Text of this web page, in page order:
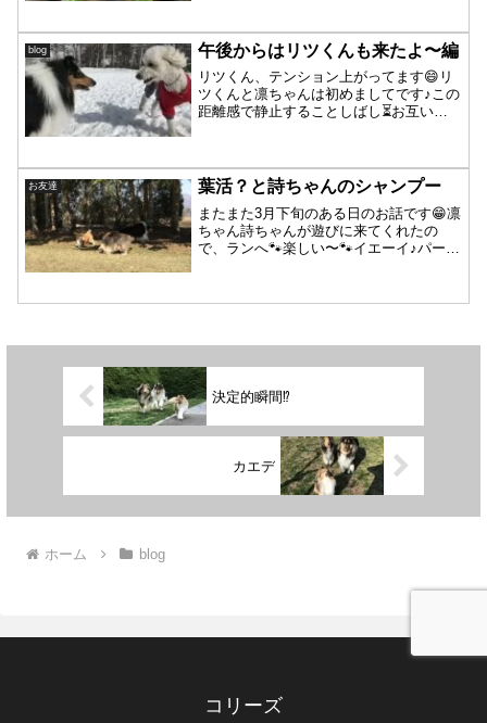
いるうちにロープがうまく顎の下にハマ
って・・・隣にい...
blog 午後からはリツくんも来たよ〜編
リツくん、テンション上がってます😄リ
ツくんと凛ちゃんは初めましてです♪この
距離感で静止することしばし⏳お互いに
友達になったようです❤️すぐに遊び出し
ました😄が・・・凛...
お友達 葉活？と詩ちゃんのシャンプー
またまた3月下旬のある日のお話です😁凛
ちゃん詩ちゃんが遊びに来てくれたの
で、ランへ🐾楽しい〜🐾イエーイ♪パーシ
い♪走りまっくて〜〜恒例のガウガウタイ
決定的瞬間⁉️
カエデ
ホーム blog
コリーズ